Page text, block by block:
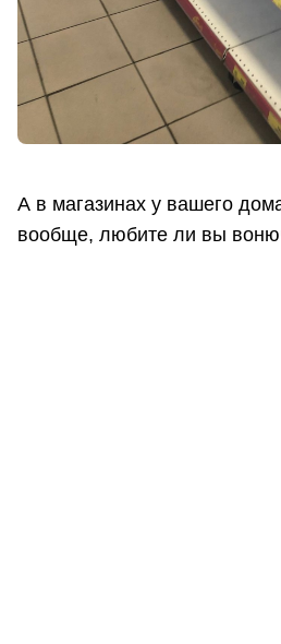
А в магазинах у вашего
вообще, любите ли вы